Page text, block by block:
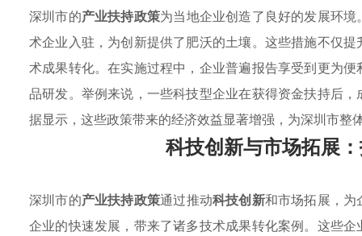
深圳市的产业扶持政策为当地企业创造了良好的发展环境
术企业入驻，为创新提供了肥沃的土壤。这些措施不仅
术成果转化。在实施过程中，企业普遍报告享受到更为
品研发。举例来说，一些科技型企业在获得资金扶持后
据显示，这些政策带来的经济效益显著增强，为深圳市整
科技创新与市场拓展
深圳市的产业扶持政策通过推动科技创新和市场拓展，为
企业的快速发展，带来了诸多技术成果转化案例。这些